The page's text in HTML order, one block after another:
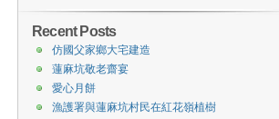
Recent Posts
仿國父家鄉大宅建造
蓮麻坑敬老齋宴
愛心月餅
漁護署與蓮麻坑村民在紅花嶺植樹